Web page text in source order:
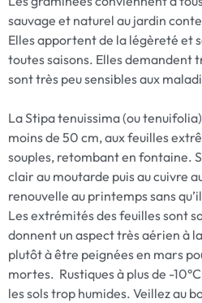
sauvage et naturel au jardin
Elles apportent de la légèreté et
toutes saisons. Elles demandent
sont très peu sensibles aux
La Stipa tenuissima (ou
moins de 50 cm, aux feuilles
souples, retombant en fontaine.
clair au moutarde puis au cuivre
renouvelle au printemps sans
Les extrémités des feuilles sont
donnent un aspect très aérien à
plutôt à être peignées en mars
mortes. Rustiques à plus de -
les sols trop humides. Veillez au